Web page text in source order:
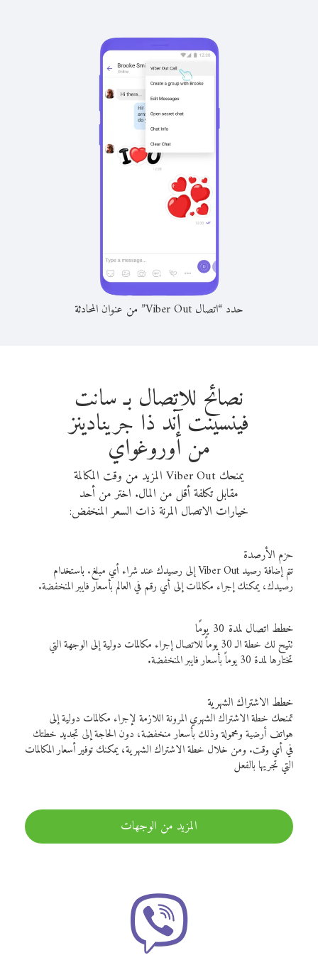
حدد “اتصال Viber Out” من عنوان المحادثة
نصائح للاتصال بـ سانت
فينسينت آند ذا جرينادينز
من أوروغواي
يمنحك Viber Out المزيد من وقت المكالمة
مقابل تكلفة أقل من المال. اختر من أحد
خيارات الاتصال المرنة ذات السعر المنخفض:
حزم الأرصدة
تتم إضافة رصيد Viber Out إلى رصيدك عند شراء أي مبلغ. باستخدام
رصيدك، يمكنك إجراء مكالمات إلى أي رقم في العالم بأسعار فايبر المنخفضة.
خطط اتصال لمدة 30 يومًا
تتيح لك خطة الـ 30 يوماً للاتصال إجراء مكالمات دولية إلى الوجهة التي
تختارها لمدة 30 يوماً بأسعار فايبر المنخفضة.
خطط الاشتراك الشهرية
تمنحك خطة الاشتراك الشهري المرونة اللازمة لإجراء مكالمات دولية إلى
هواتف أرضية ومحمولة وذلك بأسعار منخفضة، دون الحاجة إلى تجديد خطتك
في أي وقت. ومن خلال خطة الاشتراك الشهرية، يمكنك توفير أسعار المكالمات
التي تجريها بالفعل
المزيد من الوجهات